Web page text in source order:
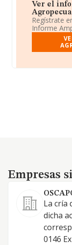
Ver el
Regístrate
Informe
Empresas
Empresas
La cría
dicha
0146